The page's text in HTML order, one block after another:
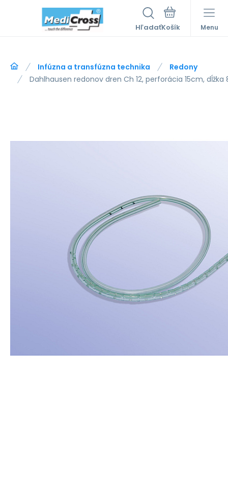
Hľadať Menu
Infúzna a transfúzna technika
Redony
Dahlhausen redonov dren Ch 12, perforácia 15cm,